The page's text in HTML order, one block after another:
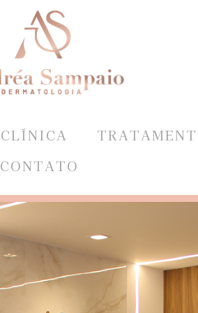
CLÍNICA
CONTATO